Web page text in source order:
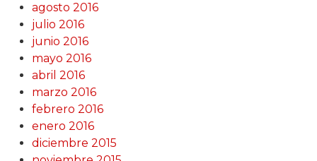
agosto 2016
julio 2016
junio 2016
mayo 2016
abril 2016
marzo 2016
febrero 2016
enero 2016
diciembre 2015